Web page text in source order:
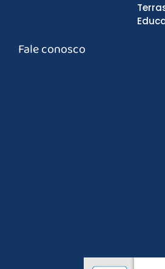
Fale conosco